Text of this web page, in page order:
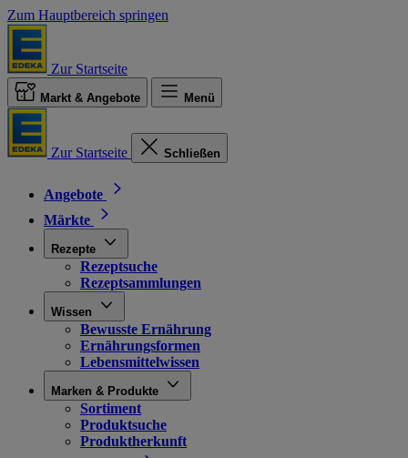
Zum Hauptbereich springen
Zur Startseite
Markt & Angebote Menü
Zur Startseite Schließen
Angebote
Märkte
Rezepte
Rezeptsuche
Rezeptsammlungen
Wissen
Bewusste Ernährung
Ernährungsformen
Lebensmittelwissen
Marken & Produkte
Sortiment
Produktsuche
Produktherkunft